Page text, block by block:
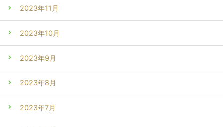
2023年11月
2023年10月
2023年9月
2023年8月
2023年7月